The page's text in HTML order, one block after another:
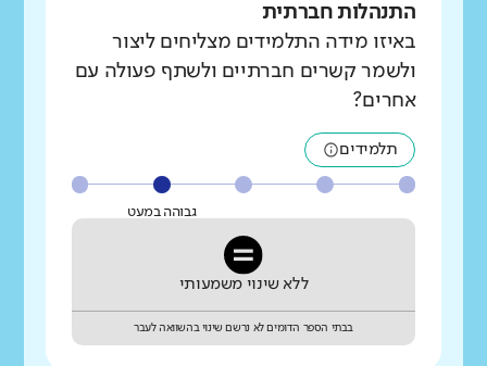
התנהלות חברתית
באיזו מידה התלמידים מצליחים ליצור
ולשמר קשרים חברתיים ולשתף פעולה עם
אחרים?
תלמידים
גבוהה במעט
ללא שינוי משמעותי
בבתי הספר הדומים לא נרשם שינוי בהשוואה לעבר